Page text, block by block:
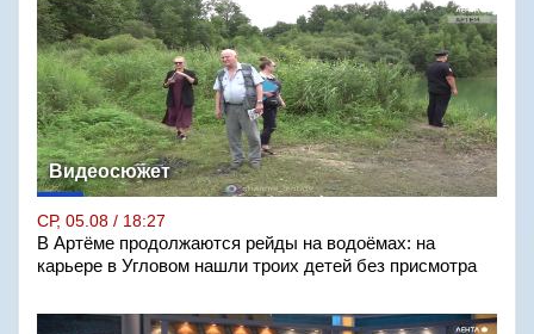
Видеосюжет
СР, 05.08 / 18:27
В Артёме продолжаются рейды на водоёмах: на
карьере в Угловом нашли троих детей без присмотра